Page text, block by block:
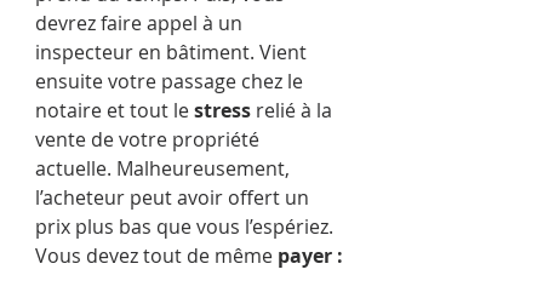
devrez faire appel à un
inspecteur en bâtiment. Vient
ensuite votre passage chez le
notaire et tout le stress relié à la
vente de votre propriété
actuelle. Malheureusement,
l’acheteur peut avoir offert un
prix plus bas que vous l’espériez.
Vous devez tout de même payer :